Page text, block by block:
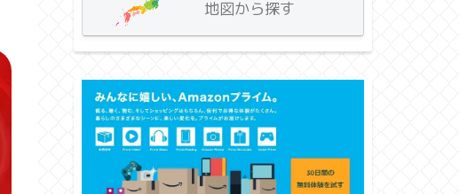
地図から探す